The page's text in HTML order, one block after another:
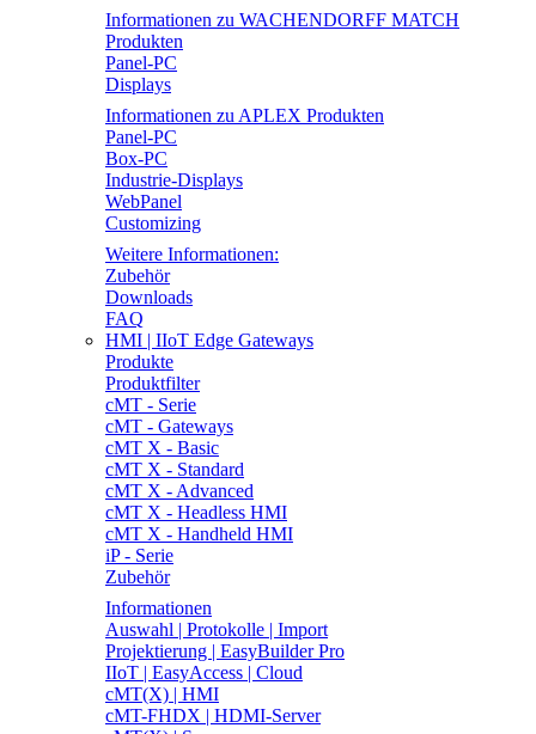
Informationen zu WACHENDORFF MATCH
Produkten
Panel-PC
Displays
Informationen zu APLEX Produkten
Panel-PC
Box-PC
Industrie-Displays
WebPanel
Customizing
Weitere Informationen:
Zubehör
Downloads
FAQ
HMI | IIoT Edge Gateways
Produkte
Produktfilter
cMT - Serie
cMT - Gateways
cMT X - Basic
cMT X - Standard
cMT X - Advanced
cMT X - Headless HMI
cMT X - Handheld HMI
iP - Serie
Zubehör
Informationen
Auswahl | Protokolle | Import
Projektierung | EasyBuilder Pro
IIoT | EasyAccess | Cloud
cMT(X) | HMI
cMT-FHDX | HDMI-Server